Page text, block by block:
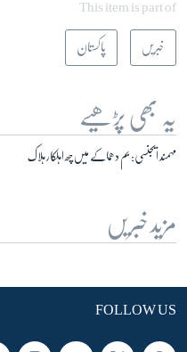
This item is part of
خبریں پاکستان
یہ بھی پڑھیے
مہمند ایجنسی: بم دھماکے میں چھ اہلکار ہلاک
مزید خبریں
FOLLOW US